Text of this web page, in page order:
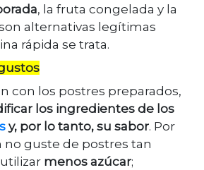
, la fruta congelada y la
alternativas legítimas
rápida se trata.
con los postres preparados,
los ingredientes de los
y, por lo tanto, su sabor. Por
guste de postres tan
menos azúcar;